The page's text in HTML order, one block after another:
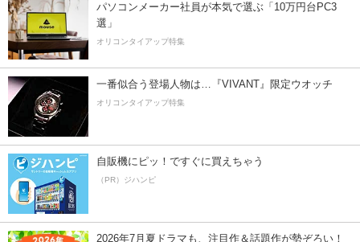
パソコンメーカー社員が本気で選ぶ「10万円台PC3
選」
オリコンタイアップ特集
一番似合う登場人物は…『VIVANT』限定ウオッチ
オリコンタイアップ特集
自販機にピッ！ですぐに買えちゃう
（PR）ジハンピ
2026年7月夏ドラマも、注目作＆話題作が勢ぞろい！